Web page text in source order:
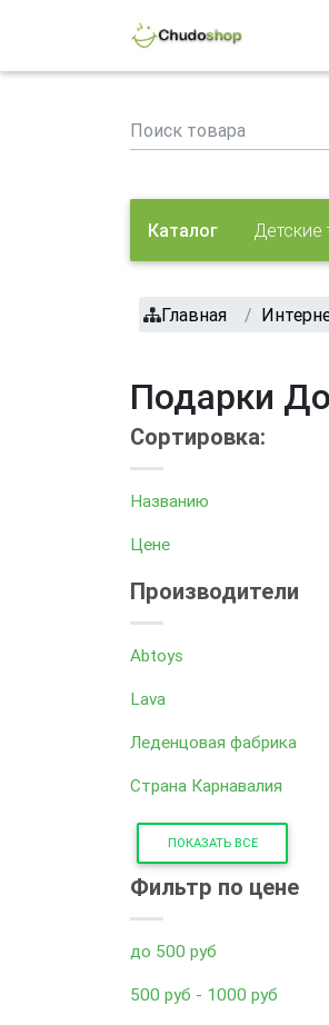
Каталог Детские
Главная
Подарки
Сортировка:
Названию
Цене
Производители
Abtoys
Lava
Леденцовая фабрика
Страна Карнавалия
ПОКАЗАТЬ ВСЕ
Фильтр по цене
до 500 руб
500 руб - 1000 руб